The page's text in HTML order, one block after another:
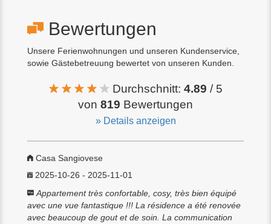
Bewertungen
Unsere Ferienwohnungen und unseren Kundenservice,
sowie Gästebetreuung bewertet von unseren Kunden.
Durchschnitt: 4.89 / 5
von 819 Bewertungen
» Details anzeigen
Casa Sangiovese
2025-10-26 - 2025-11-01
Appartement très confortable, cosy, très bien équipé
avec une vue fantastique !!! La résidence a été renovée
avec beaucoup de gout et de soin. La communication